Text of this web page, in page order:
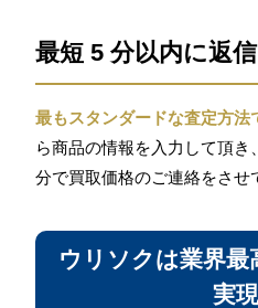
最短 5 分以内に返
最もスタンダードな査定方法
ら商品の情報を入力して頂
分で買取価格のご連絡をさせ
ウリソクは業界最
実現